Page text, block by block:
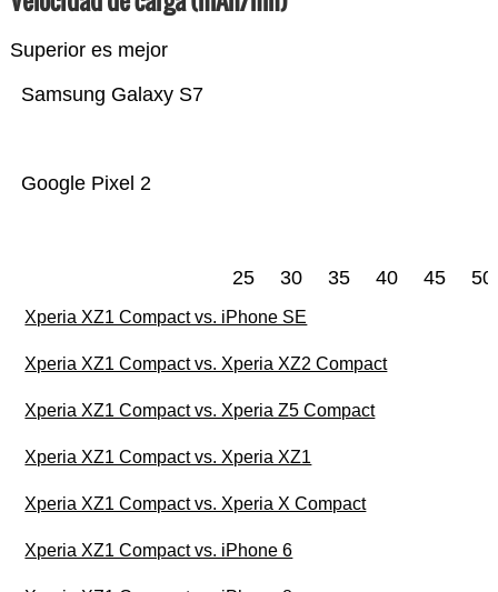
Superior es mejor
Google Pixel 2
Samsung Galaxy S7
25 30 35 40 45 50
Xperia XZ1 Compact vs. iPhone SE
Xperia XZ1 Compact vs. Xperia XZ2 Compact
Xperia XZ1 Compact vs. Xperia Z5 Compact
Xperia XZ1 Compact vs. Xperia XZ1
Xperia XZ1 Compact vs. Xperia X Compact
Xperia XZ1 Compact vs. iPhone 6